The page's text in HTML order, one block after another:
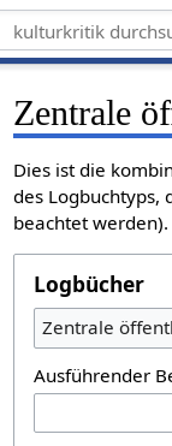
Zentrale
Dies ist die
des Logbuchtyps,
beachtet werden).
Logbücher
Zentrale
Ausführender